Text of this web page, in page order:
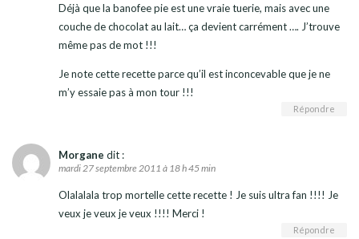
Déjà que la banofee pie est une vraie tuerie, mais avec une
couche de chocolat au lait… ça devient carrément …. J’trouve
même pas de mot !!!
Je note cette recette parce qu’il est inconcevable que je ne
m’y essaie pas à mon tour !!!
Répondre
Morgane dit :
mardi 27 septembre 2011 à 18 h 45 min
Olalalala trop mortelle cette recette ! Je suis ultra fan !!!! Je
veux je veux je veux !!!! Merci !
Répondre